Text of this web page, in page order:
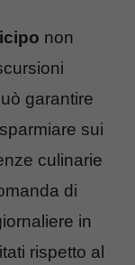
non
garantire
sui
culinarie
di
in
rispetto al